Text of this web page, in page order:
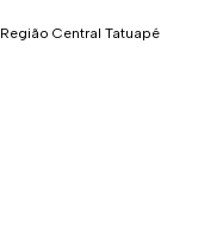
Região Central Tatuapé